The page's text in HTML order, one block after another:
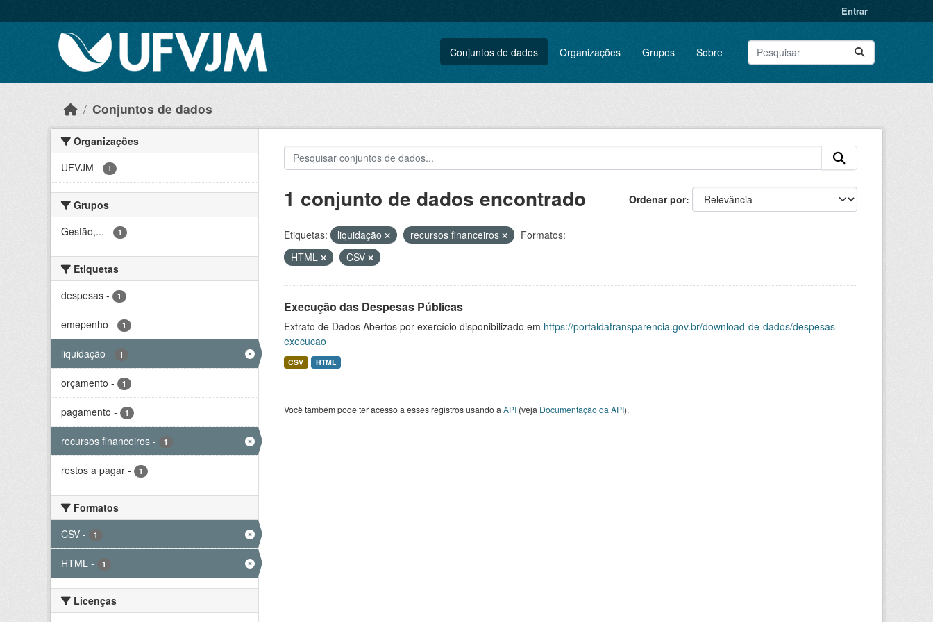
Entrar
Conjuntos de dados Organizações Grupos Sobre
Conjuntos de dados
Organizações
UFVJM - 1
Grupos
Gestão,... - 1
Etiquetas
despesas - 1
emepenho - 1
liquidação - 1
orçamento - 1
pagamento - 1
recursos financeiros - 1
restos a pagar - 1
Formatos
CSV - 1
HTML - 1
Licenças
Ordenar por
1 conjunto de dados encontrado
Etiquetas: liquidação recursos financeiros
Formatos:
HTML
CSV
Execução das Despesas Públicas
Extrato de Dados Abertos por exercício disponibilizado em https://portaldatransparencia.gov.br/download-de-dados/despesas-
execucao
CSV HTML
Você também pode ter acesso a esses registros usando a API(veja Documentação da API).